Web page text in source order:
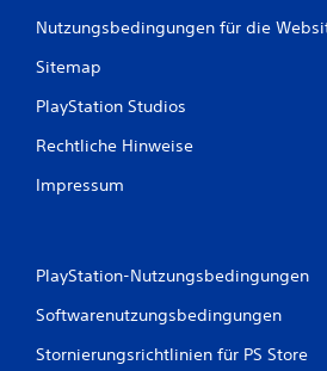
Nutzungsbedingungen für die
Sitemap
PlayStation Studios
Rechtliche Hinweise
Impressum
PlayStation-Nutzungsbedingungen
Softwarenutzungsbedingungen
Stornierungsrichtlinien für PS Store